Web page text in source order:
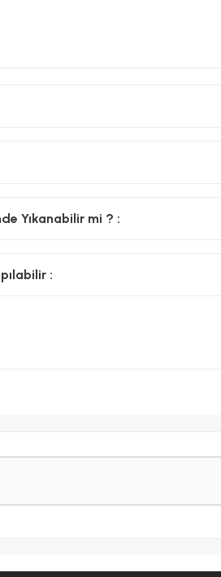
Yıkanabilir mi ? :
: